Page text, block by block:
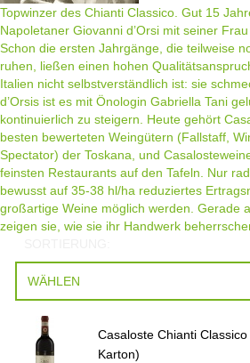
Topwinzer des Chianti Classico. Gut 15
Napoletaner Giovanni d’Orsi mit seiner
Schon die ersten Jahrgänge, die teilweise
ruhen, ließen einen hohen
Italien nicht selbstverständlich ist: sie
d’Orsis ist es mit Önologin Gabriella Tani
kontinuierlich zu steigern. Heute gehört
besten bewerteten Weingütern (Fallstaff,
Spectator) der Toskana, und
feinsten Restaurants auf den Tafeln. Nur
bewusst auf 35-38 hl/ha reduziertes
großartige Weine möglich werden. Gerade
zeigen sie, wie sie ihr Handwerk
WÄHLEN
Casaloste Chianti
Karton)